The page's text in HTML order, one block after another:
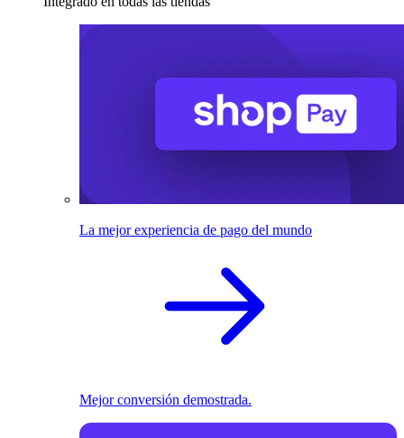
La mejor experiencia de pago del mundo
Mejor conversión demostrada.